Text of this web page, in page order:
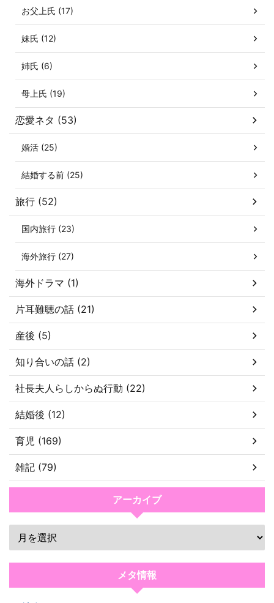
お父上氏 (17)
妹氏 (12)
姉氏 (6)
母上氏 (19)
恋愛ネタ (53)
婚活 (25)
結婚する前 (25)
旅行 (52)
国内旅行 (23)
海外旅行 (27)
海外ドラマ (1)
片耳難聴の話 (21)
産後 (5)
知り合いの話 (2)
社長夫人らしからぬ行動 (22)
結婚後 (12)
育児 (169)
雑記 (79)
アーカイブ
メタ情報